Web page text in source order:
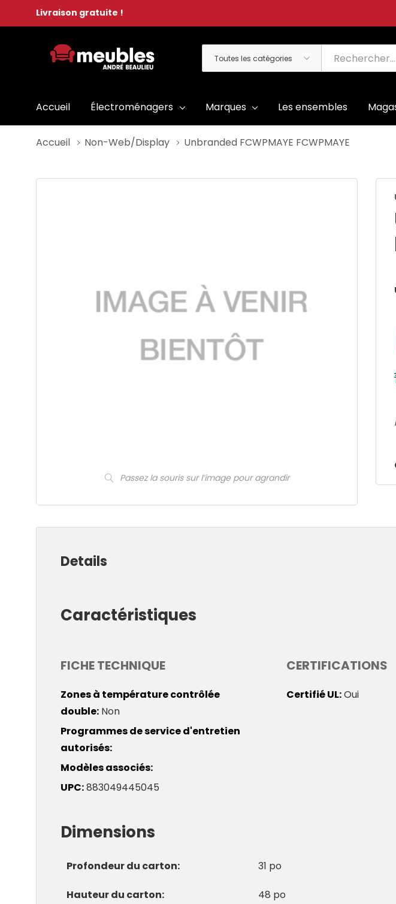
Livraison gratuite !
Toutes
les
Rechercher
Accueil Électroménagers Marques Les ensembles
Accueil Non-Web/Display Unbranded FCWPMAYE FCWPMAYE
Passez la souris sur l’image pour agrandir
Details
Caractéristiques
FICHE TECHNIQUE
Zones à température contrôlée
double Non
Programmes de service d'entretien
autorisés
Modèles associés
UPC 883049445045
CERTIFICATIONS
Certifié UL Oui
Dimensions
Profondeur du carton 31 po
Hauteur du carton 48 po